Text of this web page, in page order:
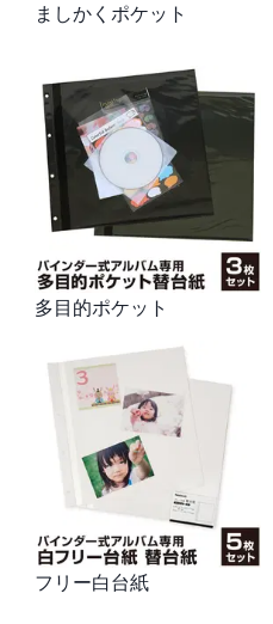
ましかくポケット
多目的ポケット
フリー白台紙